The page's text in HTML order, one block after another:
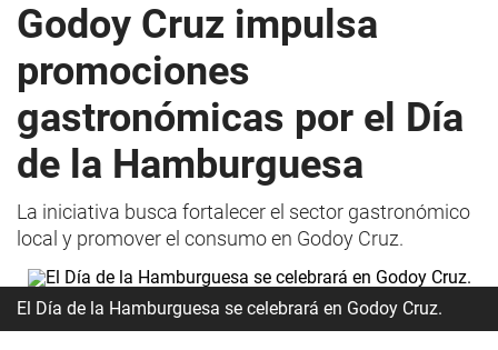
Godoy Cruz impulsa
promociones
gastronómicas por el Día
de la Hamburguesa
La iniciativa busca fortalecer el sector gastronómico
local y promover el consumo en Godoy Cruz.
El Día de la Hamburguesa se celebrará en Godoy Cruz.